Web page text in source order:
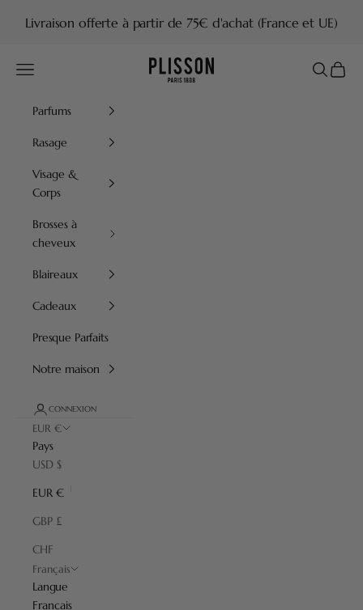
Livraison offerte à partir de 75€ d'achat (France et UE)
Plisson 1808
Menu Recherche
Panier
Parfums
Rasage
Visage &
Corps
Brosses à
cheveux
Blaireaux
Cadeaux
Presque Parfaits
Notre maison
CONNEXION
EUR €
Pays
USD $
EUR €
GBP £
CHF
Français
Langue
Français